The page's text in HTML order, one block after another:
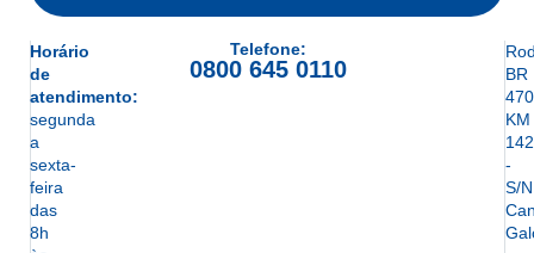
Horário
de
atendimento:
segunda
a
sexta-
feira
das
8h
Telefone:
0800 645 0110
BR
KM
142
-
S/